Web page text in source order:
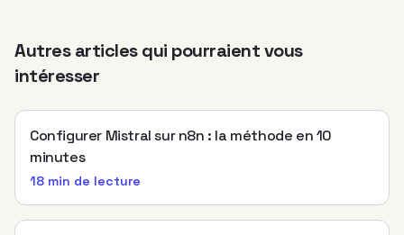
Autres articles qui pourraient vous
intéresser
Configurer Mistral sur n8n : la méthode en 10
minutes
18 min de lecture